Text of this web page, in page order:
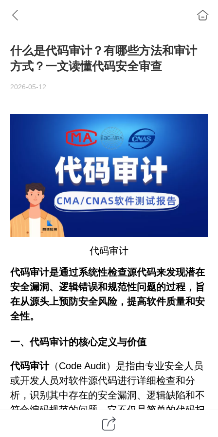
什么是代码审计？有哪些方法和审计
方式？一文读懂代码安全审查
2026-05-12
代码审计
代码审计是通过系统性检查源代码来发现潜在
安全漏洞、逻辑错误和规范性问题的过程，旨
在从源头上预防安全风险，提高软件质量和安
全性。
一、代码审计的核心定义与价值
代码审计（Code Audit）是指由专业安全人员
或开发人员对软件源代码进行详细检查和分
析，识别其中存在的安全漏洞、逻辑缺陷和不
符合编码规范的问题。它不仅是简单的代码扫
基于规范流程、系统性排查风险